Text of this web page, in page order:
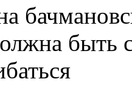
быть